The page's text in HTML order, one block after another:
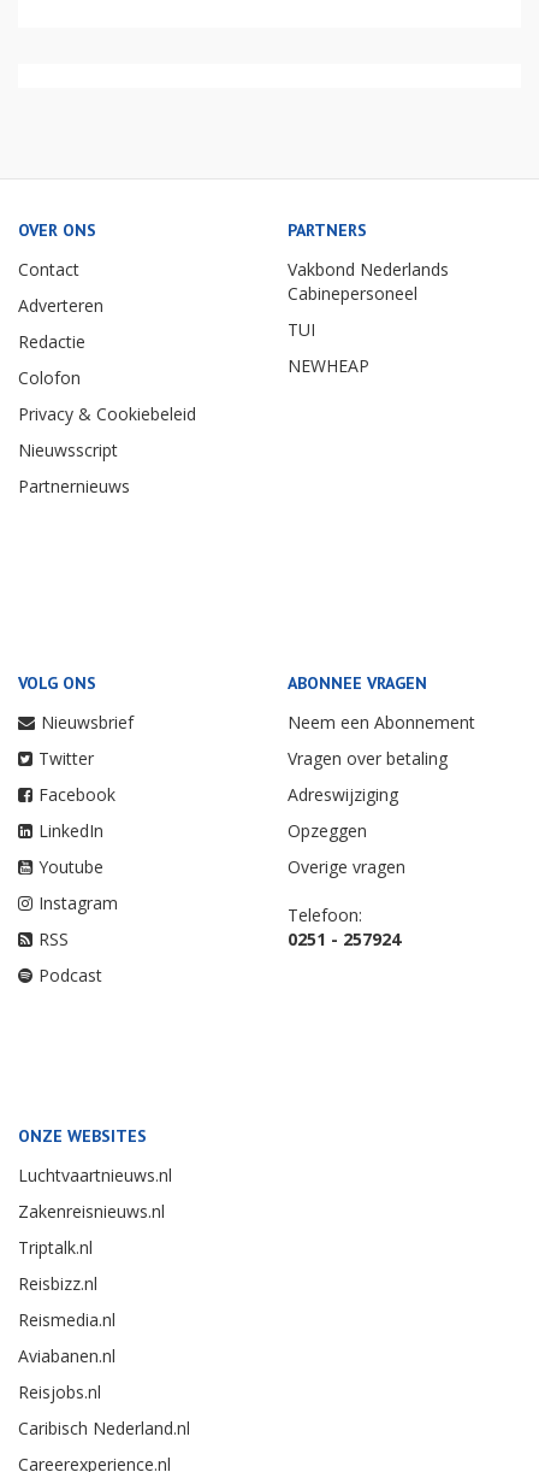
OVER ONS
Contact
Adverteren
Redactie
Colofon
Privacy & Cookiebeleid
Nieuwsscript
Partnernieuws
PARTNERS
Vakbond Nederlands
Cabinepersoneel
TUI
NEWHEAP
VOLG ONS
Nieuwsbrief
Twitter
Facebook
LinkedIn
Youtube
Instagram
RSS
Podcast
ABONNEE VRAGEN
Neem een Abonnement
Vragen over betaling
Adreswijziging
Opzeggen
Overige vragen
Telefoon:
0251 - 257924
ONZE WEBSITES
Luchtvaartnieuws.nl
Zakenreisnieuws.nl
Triptalk.nl
Reisbizz.nl
Reismedia.nl
Aviabanen.nl
Reisjobs.nl
Caribisch Nederland.nl
Careerexperience.nl